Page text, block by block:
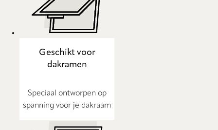
Geschikt voor
dakramen
Speciaal ontworpen op
spanning voor je dakraam